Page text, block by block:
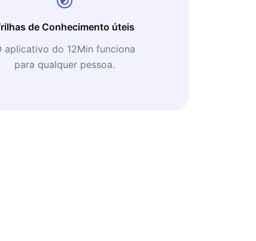
de Conhecimento úteis
aplicativo do 12Min funciona
para qualquer pessoa.